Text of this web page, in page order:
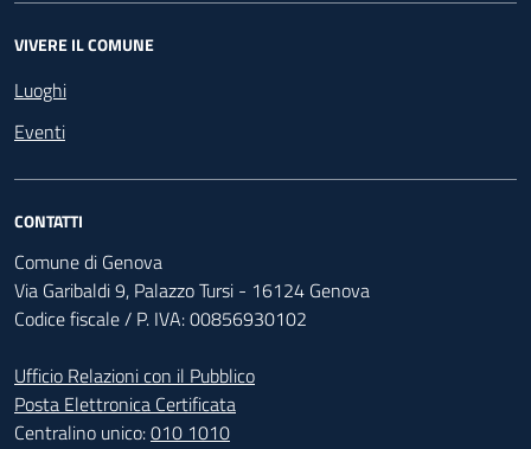
VIVERE IL COMUNE
Luoghi
Eventi
CONTATTI
Comune di Genova
Via Garibaldi 9, Palazzo Tursi - 16124 Genova
Codice fiscale / P. IVA: 00856930102
Ufficio Relazioni con il Pubblico
Posta Elettronica Certificata
Centralino unico:010 1010